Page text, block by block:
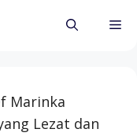
Marinka
Lezat dan